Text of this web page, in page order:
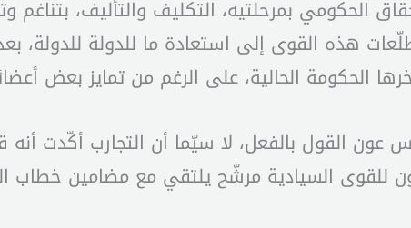
الحكومي بمرحلتيه، التكليف والتأليف،
هذه القوى إلى استعادة ما للدولة للدولة،
الحكومة الحالية، على الرغم من تمايز بعض
القول بالفعل، لا سيّما أن التجارب أكّدت أنه
للقوى السيادية مرشّح يلتقي مع مضامين خطاب